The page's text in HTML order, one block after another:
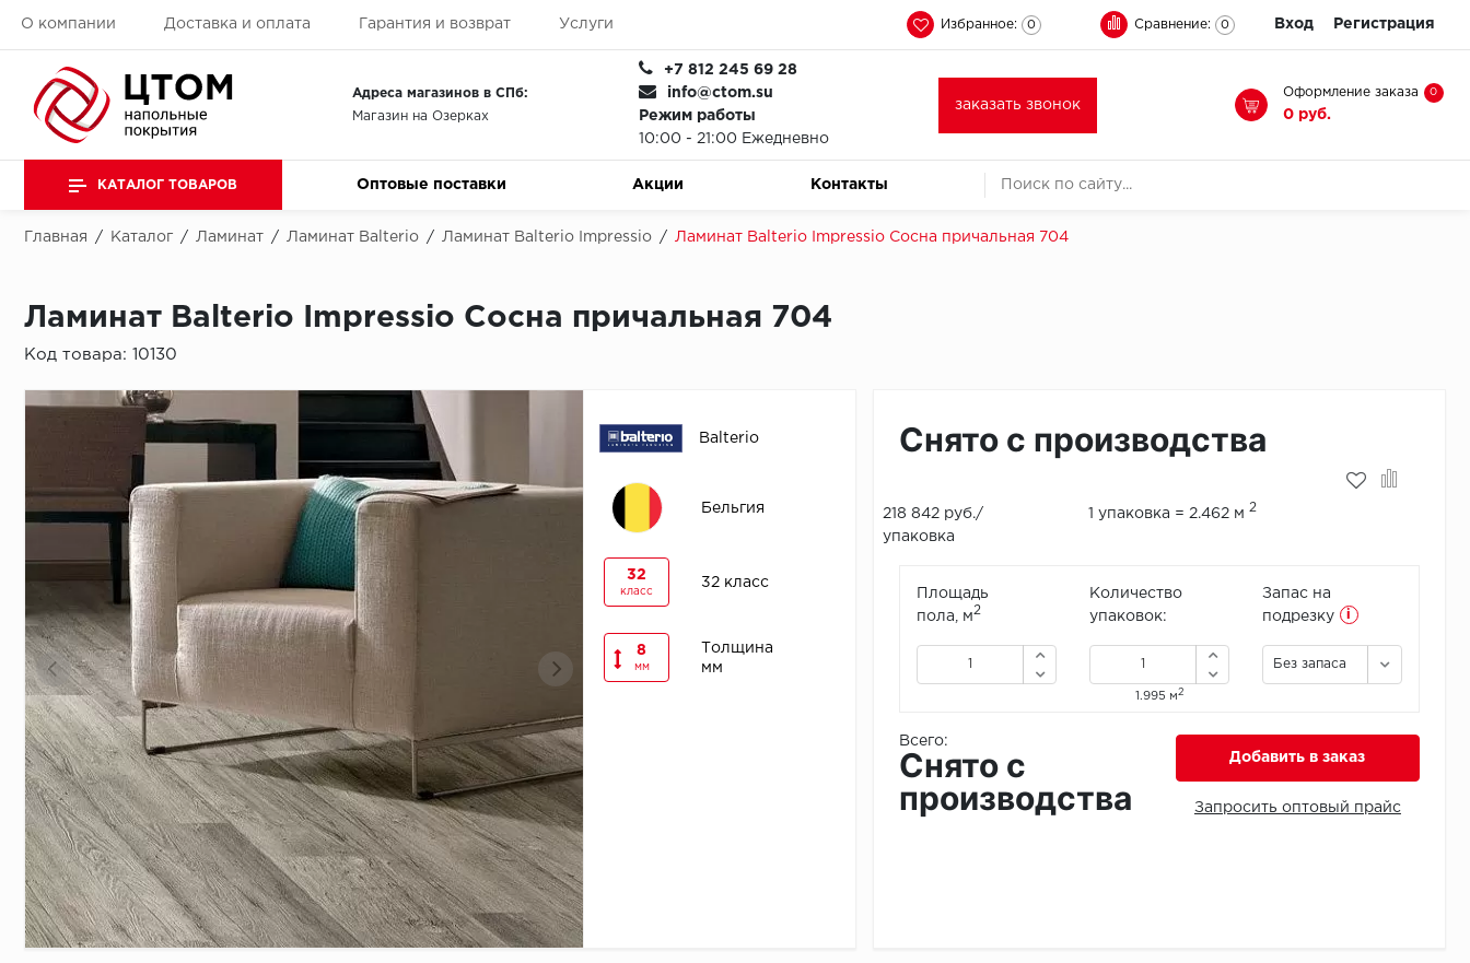
О компании Доставка и оплата Гарантия и возврат Услуги Избранное: 0 Сравнение: 0 Вход Регистрация
Адреса магазинов в СПб:
Магазин на Озерках
+7 812 245 69 28
info@ctom.su
Режим работы
10:00 - 21:00 Ежедневно
заказать звонок
Оформление заказа 0
0 руб.
КАТАЛОГ ТОВАРОВ Оптовые поставки Акции Контакты
Главная / Каталог / Ламинат / Ламинат Balterio / Ламинат Balterio Impressio / Ламинат Balterio Impressio Сосна причальная 704
Ламинат Balterio Impressio Сосна причальная 704
Код товара: 10130
Balterio
Бельгия
32
класс
32 класс
8
мм
Толщина
мм
Снято с производства
218 842 руб./
упаковка
1 упаковка = 2.462 м 2
Площадь
пола, м2
Количество
упаковок:
1.995 м2
Запас на
подрезку
i
Без запаса
Всего:
Снято с
производства
Добавить в заказ
Запросить оптовый прайс